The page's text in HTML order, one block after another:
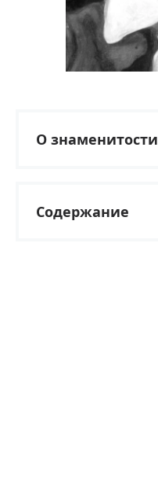
О знаменитости
Содержание